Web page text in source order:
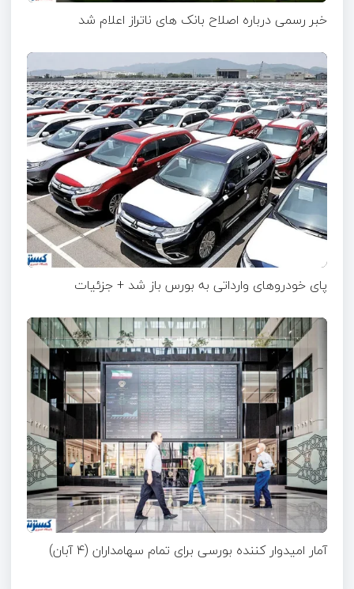
خبر رسمی درباره اصلاح بانک های ناتراز اعلام شد
پای خودروهای وارداتی به بورس باز شد + جزئیات
آمار امیدوار کننده بورسی برای تمام سهامداران (۴ آبان)